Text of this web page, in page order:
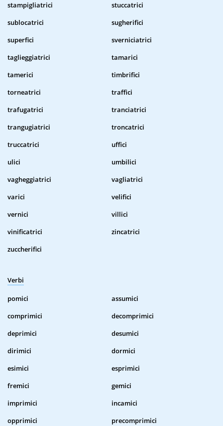
stampigliatrici
stuccatrici
sublocatrici
sugherifici
superfici
sverniciatrici
taglieggiatrici
tamarici
tamerici
timbrifici
torneatrici
traffici
trafugatrici
tranciatrici
trangugiatrici
troncatrici
truccatrici
uffici
ulici
umbilici
vagheggiatrici
vagliatrici
varici
velifici
vernici
villici
vinificatrici
zincatrici
zuccherifici
Verbi
pomici
assumici
comprimici
decomprimici
deprimici
desumici
dirimici
dormici
esimici
esprimici
fremici
gemici
imprimici
incamici
opprimici
precomprimici